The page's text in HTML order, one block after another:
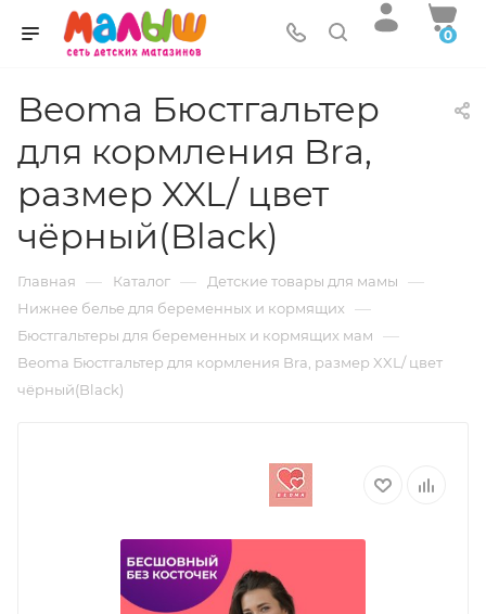
0
Beoma Бюстгальтер
для кормления Bra,
размер XXL/ цвет
чёрный(Black)
Главная — Каталог — Детские товары для мамы —
Нижнее белье для беременных и кормящих —
Бюстгальтеры для беременных и кормящих мам —
Beoma Бюстгальтер для кормления Bra, размер XXL/ цвет
чёрный(Black)